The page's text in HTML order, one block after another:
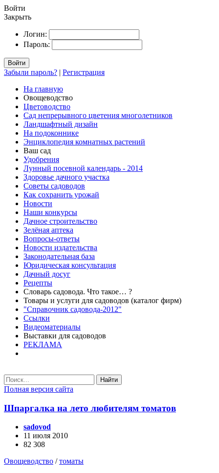
Войти
Закрыть
Логин:
Пароль:
Войти
Забыли пароль? | Регистрация
На главную
Овощеводство
Цветоводство
Сад непрерывного цветения многолетников
Ландшафтный дизайн
На подоконнике
Энциклопедия комнатных растений
Ваш сад
Удобрения
Лунный посевной календарь - 2014
Здоровье дачного участка
Советы садоводов
Как сохранить урожай
Новости
Наши конкурсы
Дачное строительство
Зелёная аптека
Вопросы-ответы
Новости издательства
Законодательная база
Юридическая консультация
Дачный досуг
Рецепты
Словарь садовода. Что такое… ?
Товары и услуги для садоводов (каталог фирм)
"Справочник садовода-2012"
Ссылки
Видеоматериалы
Выставки для садоводов
РЕКЛАМА
Найти
Полная версия сайта
Шпаргалка на лето любителям томатов
sadovod
11 июля 2010
82 308
Овощеводство /томаты